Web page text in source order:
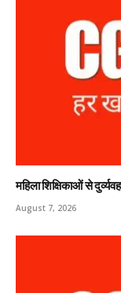
महिला शिक्षिकाओं से
August 7, 2026